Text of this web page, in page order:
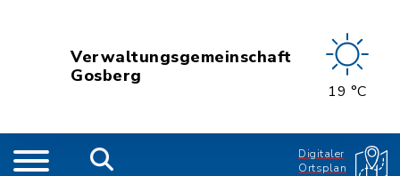
Verwaltungsgemeinschaft
Gosberg
19 °C
Digitaler
Ortsplan